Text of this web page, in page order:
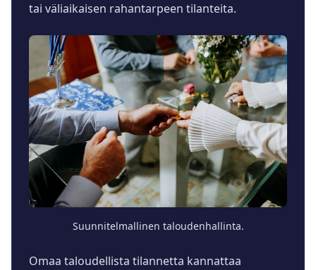
tai väliaikaisen rahantarpeen tilanteita.
Suunnitelmallinen taloudenhallinta.
Omaa taloudellista tilannetta kannattaa